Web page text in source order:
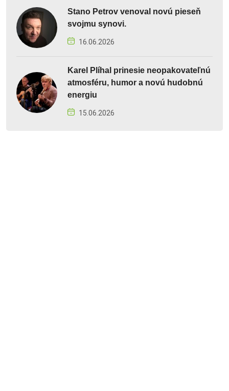
Stano Petrov venoval novú pieseň
svojmu synovi.
16.06.2026
Karel Plíhal prinesie neopakovateľnú
atmosféru, humor a novú hudobnú
energiu
15.06.2026